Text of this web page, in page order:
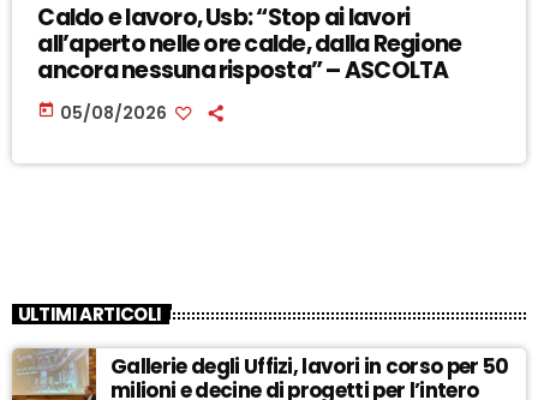
Caldo e lavoro, Usb: “Stop ai lavori
all’aperto nelle ore calde, dalla Regione
ancora nessuna risposta” – ASCOLTA
today 05/08/2026
ULTIMI ARTICOLI
Gallerie degli Uffizi, lavori in corso per 50
milioni e decine di progetti per l’intero